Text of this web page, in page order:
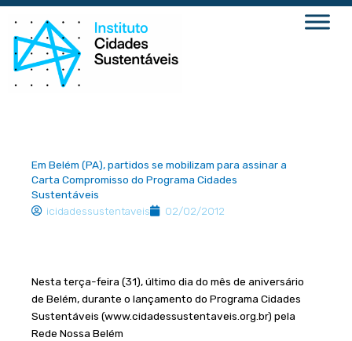
Ir
para
conteúdo
Em Belém (PA), partidos se mobilizam para assinar a
Carta Compromisso do Programa Cidades
Sustentáveis
icidadessustentaveis
02/02/2012
Nesta terça-feira (31), último dia do mês de aniversário
de Belém, durante o lançamento do Programa Cidades
Sustentáveis (www.cidadessustentaveis.org.br) pela
Rede Nossa Belém